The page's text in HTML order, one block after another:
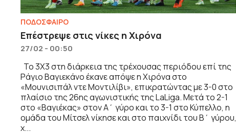
ΠΟΔΟΣΦΑΙΡΟ
Επέστρεψε στις νίκες η Χιρόνα
27/02 - 00:50
Το 3Χ3 στη διάρκεια της τρέχουσας περιόδου επί της
Ράγιο Βαγιεκάνο έκανε απόψε η Χιρόνα στο
«Μουνισιπάλ ντε Μοντιλίβι», επικρατώντας με 3-0 στο
πλαίσιο της 26ης αγωνιστικής της LaLiga. Μετά το 2-1
στο «Βαγιέκας» στον Α΄ γύρο και το 3-1 στο Κύπελλο, η
ομάδα του Μίτσελ νίκησε και στο παιχνίδι του Β΄ γύρου,
χ...